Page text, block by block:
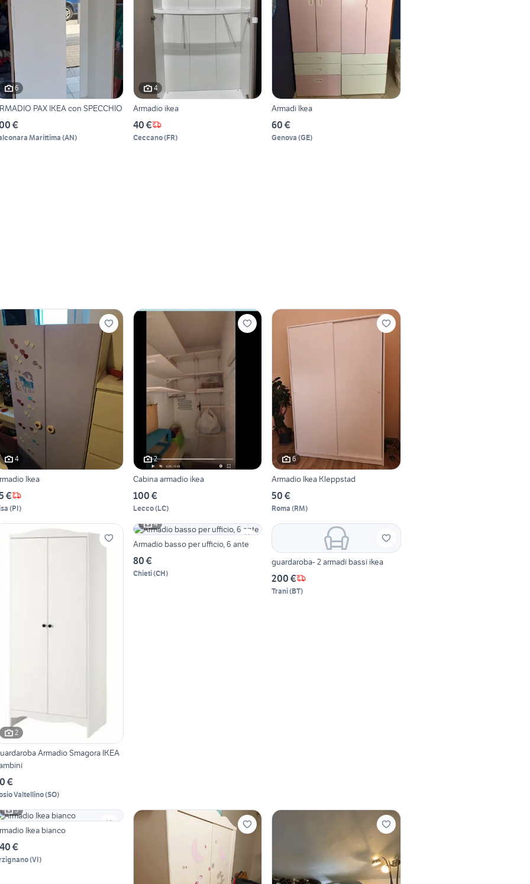
6
PAX IKEA con SPECCHIO
€
Marittima (AN)
4
Armadio ikea
40 €
Ceccano(FR)
Armadi Ikea
60 €
Genova (GE)
4
Ikea
€
(PI)
2
Cabina armadio ikea
100 €
Lecco(LC)
6
Armadio Ikea Kleppstad
50 €
Roma (RM)
2
Armadio Smagora IKEA
€
Valtellino(SO)
4
Armadio basso per ufficio, 6 ante
80 €
Chieti(CH)
guardaroba- 2 armadi bassi ikea
200 €
Trani(BT)
3
Ikea bianco
€
(VI)